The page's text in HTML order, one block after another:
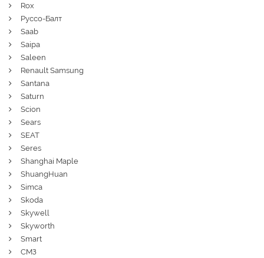
Rox
Руссо-Балт
Saab
Saipa
Saleen
Renault Samsung
Santana
Saturn
Scion
Sears
SEAT
Seres
Shanghai Maple
ShuangHuan
Simca
Skoda
Skywell
Skyworth
Smart
СМЗ